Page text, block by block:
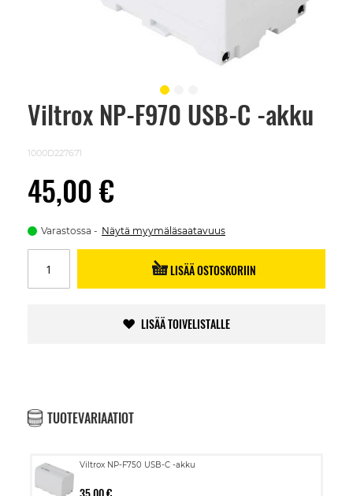
Viltrox NP-F970 USB-C -akku
1000D227671
45,00 €
Varastossa Näytä myymäläsaatavuus
LISÄÄ OSTOSKORIIN
LISÄÄ TOIVELISTALLE
TUOTEVARIAATIOT
Viltrox NP-F750 USB-C -akku
Skip
images
gallery